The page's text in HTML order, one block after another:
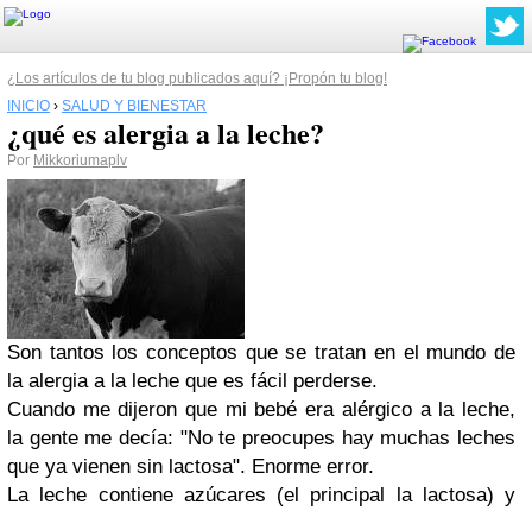
¿Los artículos de tu blog publicados aquí? ¡Propón tu blog!
INICIO › SALUD Y BIENESTAR
¿qué es alergia a la leche?
Por Mikkoriumaplv
Son tantos los conceptos que se tratan en el mundo de
la alergia a la leche que es fácil perderse.
Cuando me dijeron que mi bebé era alérgico a la leche,
la gente me decía: "No te preocupes hay muchas leches
que ya vienen sin lactosa". Enorme error.
La leche contiene azúcares (el principal la lactosa) y